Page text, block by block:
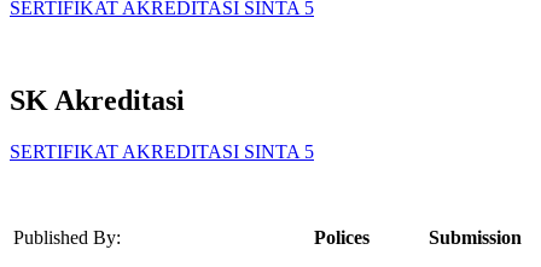
SERTIFIKAT AKREDITASI SINTA 5
SK Akreditasi
SERTIFIKAT AKREDITASI SINTA 5
Published By:
Polices
Submission